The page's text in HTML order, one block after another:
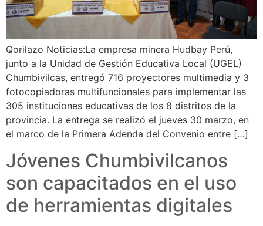
Qorilazo Noticias:La empresa minera Hudbay Perú,
junto a la Unidad de Gestión Educativa Local (UGEL)
Chumbivilcas, entregó 716 proyectores multimedia y 3
fotocopiadoras multifuncionales para implementar las
305 instituciones educativas de los 8 distritos de la
provincia. La entrega se realizó el jueves 30 marzo, en
el marco de la Primera Adenda del Convenio entre […]
Jóvenes Chumbivilcanos
son capacitados en el uso
de herramientas digitales